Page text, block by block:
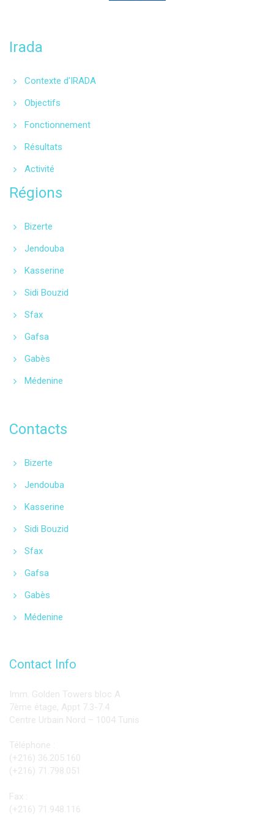
Irada
Contexte d'IRADA
Objectifs
Fonctionnement
Résultats
Activité
Régions
Bizerte
Jendouba
Kasserine
Sidi Bouzid
Sfax
Gafsa
Gabès
Médenine
Contacts
Bizerte
Jendouba
Kasserine
Sidi Bouzid
Sfax
Gafsa
Gabès
Médenine
Contact Info
Imm. Golden Towers bloc A
7ème étage, Appt 7.3-7.4
Centre Urbain Nord – 1004 Tunis
Téléphone :
(+216) 36.205.160
(+216) 71.798.051
Fax :
(+216) 71.948.116